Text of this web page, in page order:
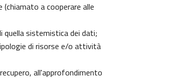
a cooperare alle
sistemistica dei dati;
di risorse e/o attività
all'approfondimento